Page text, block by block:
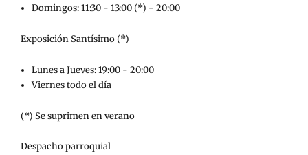
Domingos: 11:30 - 13:00 (*) - 20:00
Exposición Santísimo (*)
Lunes a Jueves: 19:00 - 20:00
Viernes todo el día
(*) Se suprimen en verano
Despacho parroquial